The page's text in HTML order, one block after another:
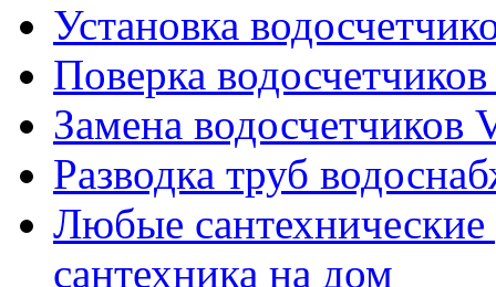
Установка
Поверка водосчетчиков
Замена
Разводка труб
Любые
сантехника на дом